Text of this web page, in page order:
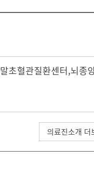
말초혈관질환센터,뇌종
의료진소개 더